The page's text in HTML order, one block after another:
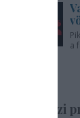
a
Színházi